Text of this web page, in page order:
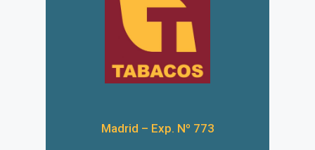
Madrid – Exp. Nº 773